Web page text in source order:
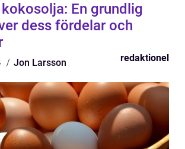
En grundlig
dess fördelar och
Jon Larsson redaktionel